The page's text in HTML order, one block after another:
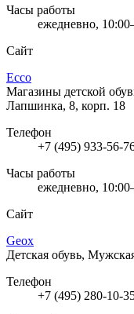
Часы работы
ежедневно,
Сайт
Ecco
Магазины детской
Лапшинка, 8, корп. 18
Телефон
+7 (495) 933-56-
Часы работы
ежедневно,
Сайт
Geox
Детская обувь,
Телефон
+7 (495) 280-10-